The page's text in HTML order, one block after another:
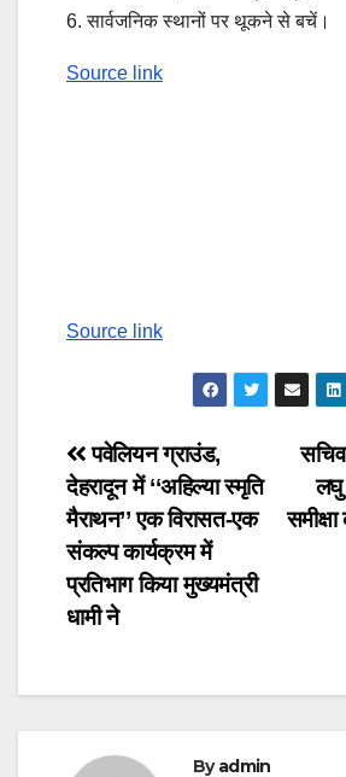
6. सार्वजनिक स्थानों पर थूकने से बचें।
Source link
navigation
Source link
Post
navigation
लघु
पवेलियन ग्राउंड,
देहरादून में ‘‘अहिल्या स्मृति
मैराथन’’ एक विरासत-एक
संकल्प कार्यक्रम में
प्रतिभाग किया मुख्यमंत्री
धामी ने
Byadmin